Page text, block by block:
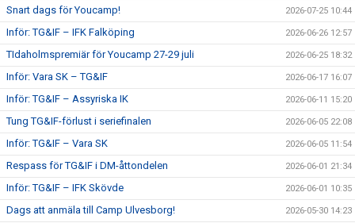
Snart dags för Youcamp! 2026-07-25 10:44
Inför: TG&IF – IFK Falköping 2026-06-26 12:57
TIdaholmspremiär för Youcamp 27-29 juli 2026-06-25 18:32
Inför: Vara SK – TG&IF 2026-06-17 16:07
Inför: TG&IF – Assyriska IK 2026-06-11 15:20
Tung TG&IF-förlust i seriefinalen 2026-06-05 22:08
Inför: TG&IF – Vara SK 2026-06-05 11:54
Respass för TG&IF i DM-åttondelen 2026-06-01 21:34
Inför: TG&IF – IFK Skövde 2026-06-01 10:35
Dags att anmäla till Camp Ulvesborg! 2026-05-30 14:23